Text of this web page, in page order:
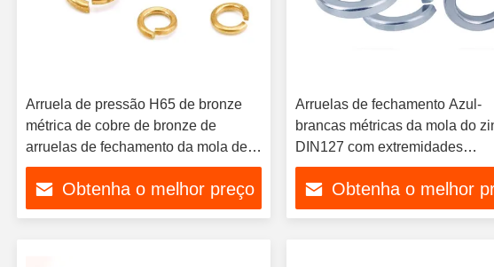
Arruela de pressão H65 de bronze
métrica de cobre de bronze de
arruelas de fechamento da mola de
DIN125 DIN127 GB93
Obtenha o melhor preço
Arruelas de fechamento Azul-
brancas métricas da mola do
DIN127 com extremidades
quadradas
Obtenha o melhor